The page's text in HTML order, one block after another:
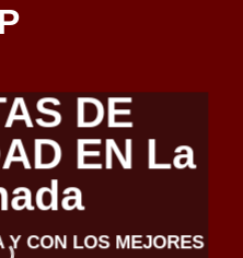
DE
EN La
Y CON LOS MEJORES